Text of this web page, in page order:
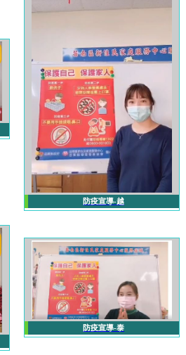
防疫宣導-越
防疫宣導-泰